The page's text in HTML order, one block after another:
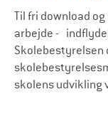
Til fri download
arbejde -
Skolebestyrelsen
skolens udvikling